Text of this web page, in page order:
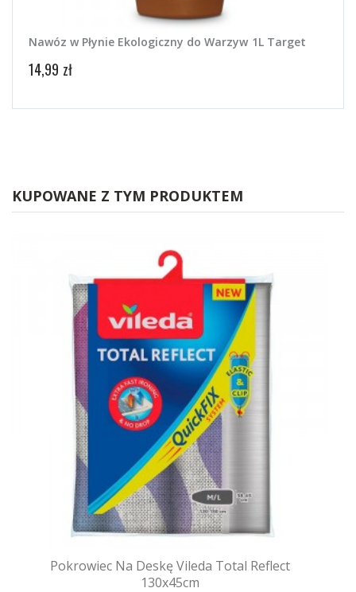
Nawóz w Płynie Ekologiczny do Warzyw 1L Target
14,99 zł
KUPOWANE Z TYM PRODUKTEM
Pokrowiec Na Deskę Vileda Total Reflect
130x45cm